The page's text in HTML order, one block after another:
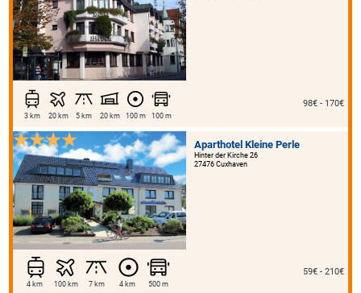
3 km 20 km 5 km 20 km 100 m 100 m
98€ - 170€
Aparthotel Kleine Perle
Hinter der Kirche 26
27476 Cuxhaven
4 km 100 km 7 km 4 km 500 m
59€ - 210€